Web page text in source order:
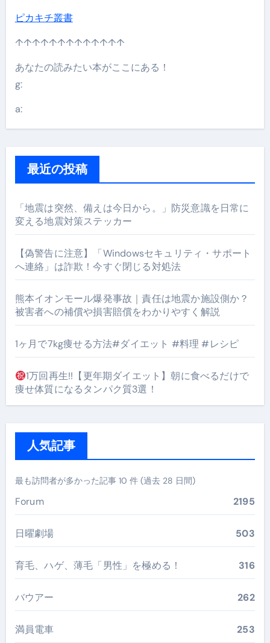
ピカキチ叢書
↑↑↑↑↑↑↑↑↑↑↑↑↑
あなたの読みたい本がここにある！
g:
a:
最近の投稿
「地震は突然、備えは今日から。」防災意識を日常に
変える地震対策ステッカー
【偽警告に注意】「Windowsセキュリティ・サポート
へ連絡」は詐欺！今すぐ閉じる対処法
熊本イオンモール爆発事故｜責任は地震か施設側か？
被害者への補償や損害賠償をわかりやすく解説
1ヶ月で7kg痩せる方法#ダイエット #料理 #レシピ
1万回再生!!【更年期ダイエット】朝に食べるだけで
痩せ体質になるタンパク質3選！
人気記事
最も訪問者が多かった記事 10 件 (過去 28 日間)
Forum 2195
日曜劇場 503
育毛、ハゲ、薄毛「男性」を極める！ 316
バウアー 262
満員電車 253